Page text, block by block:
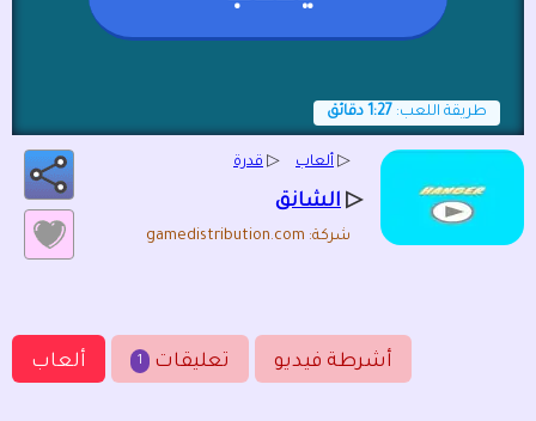
طريقة اللعب: 1:27 دقائق
▷ ألعاب ▷ قدرة
▷ الشانق
شركة: gamedistribution.com
ألعاب 1 تعليقات أشرطة فيديو